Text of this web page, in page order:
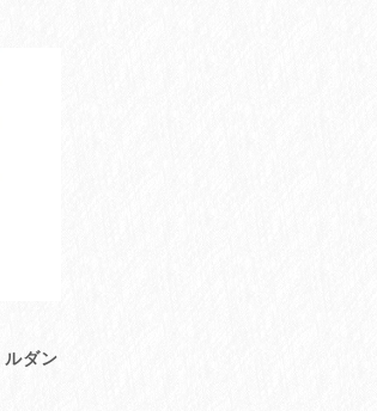
ルダン